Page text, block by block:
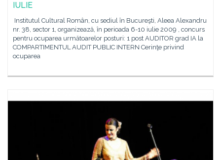
IULIE
Institutul Cultural Român, cu sediul în Bucureşti, Aleea Alexandru
nr. 38, sector 1, organizează, în perioada 6-10 iulie 2009 , concurs
pentru ocuparea următoarelor posturi: 1 post AUDITOR grad IA la
COMPARTIMENTUL AUDIT PUBLIC INTERN Cerinţe privind
ocuparea